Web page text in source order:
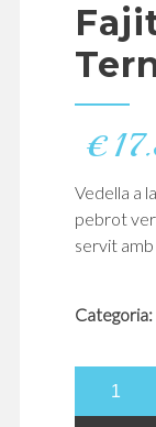
€
Vedella a
pebrot
servit amb
Categoria: